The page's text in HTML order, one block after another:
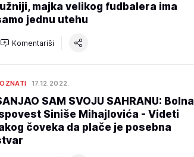
majka velikog fudbalera ima
jednu utehu
Komentariši
17.12.2022.
SAM SVOJU SAHRANU: Bolna
Siniše Mihajlovića - Videti
čoveka da plače je posebna